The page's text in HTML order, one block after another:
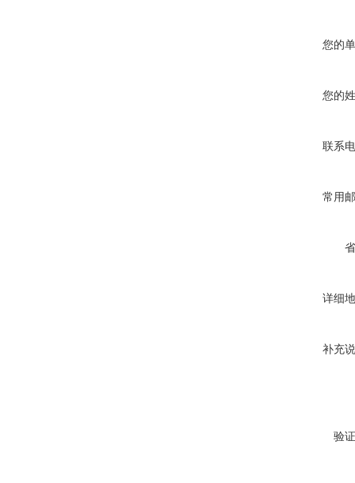
您的
您的
联系
常用
详细
补充
验